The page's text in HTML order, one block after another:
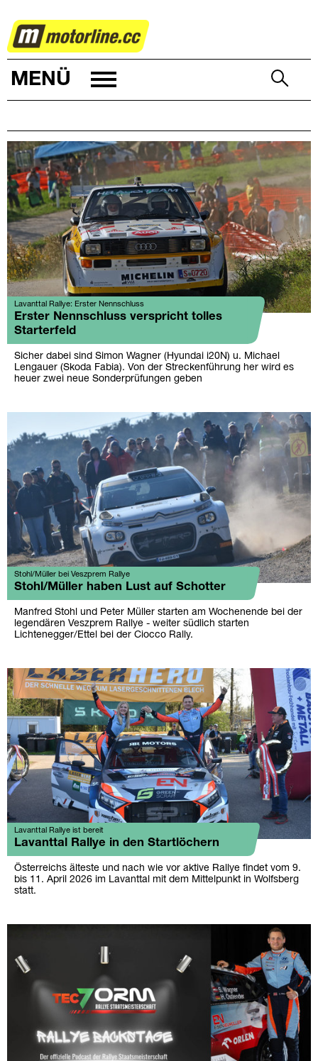
RALLYE
MENÜ
Lavanttal Rallye: Erster Nennschluss
Erster Nennschluss verspricht tolles
Starterfeld
Sicher dabei sind Simon Wagner (Hyundai i20N) u. Michael
Lengauer (Skoda Fabia). Von der Streckenführung her wird es
heuer zwei neue Sonderprüfungen geben
Stohl/Müller bei Veszprem Rallye
Stohl/Müller haben Lust auf Schotter
Manfred Stohl und Peter Müller starten am Wochenende bei der
legendären Veszprem Rallye - weiter südlich starten
Lichtenegger/Ettel bei der Ciocco Rally.
Lavanttal Rallye ist bereit
Lavanttal Rallye in den Startlöchern
Österreichs älteste und nach wie vor aktive Rallye findet vom 9.
bis 11. April 2026 im Lavanttal mit dem Mittelpunkt in Wolfsberg
statt.